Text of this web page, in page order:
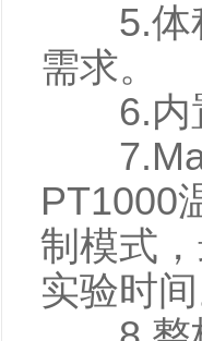
5.体积
需求。
6.内置
PT1000
制模式
实验时